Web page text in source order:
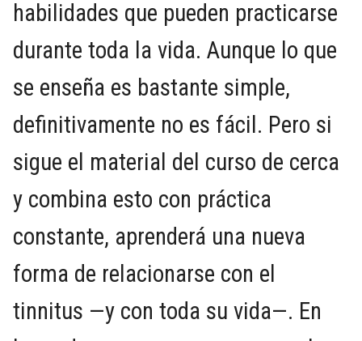
habilidades que pueden practicarse
durante toda la vida. Aunque lo que
se enseña es bastante simple,
definitivamente no es fácil. Pero si
sigue el material del curso de cerca
y combina esto con práctica
constante, aprenderá una nueva
forma de relacionarse con el
tinnitus —y con toda su vida—. En